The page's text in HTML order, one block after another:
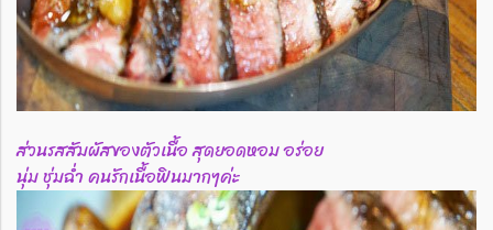
ส่วนรสสัมผัสของตัวเนื้อ สุดยอดหอม อร่อย
นุ่ม ชุ่มฉ่ำ คนรักเนื้อฟินมากๆค่ะ